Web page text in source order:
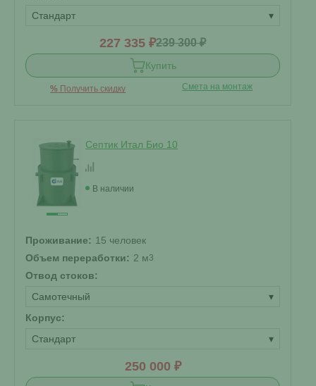
Стандарт
▾
227 335 ₽239 300 ₽
Купить
% Получить скидку Смета на монтаж
Септик Итал Био 10
В наличии
Проживание: 15 человек
Объем переработки: 2 м3
Отвод стоков:
Самотечный
▾
Корпус:
Стандарт
▾
250 000 ₽